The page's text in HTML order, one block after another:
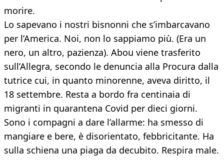
morire.
Lo sapevano i nostri bisnonni che s’imbarcavano
per l’America. Noi, non lo sappiamo più. (Era un
nero, un altro, pazienza). Abou viene trasferito
sull’Allegra, secondo le denuncia alla Procura dalla
tutrice cui, in quanto minorenne, aveva diritto, il
18 settembre. Resta a bordo fra centinaia di
migranti in quarantena Covid per dieci giorni.
Sono i compagni a dare l’allarme: ha smesso di
mangiare e bere, è disorientato, febbricitante. Ha
sulla schiena una piaga da decubito. Respira male.